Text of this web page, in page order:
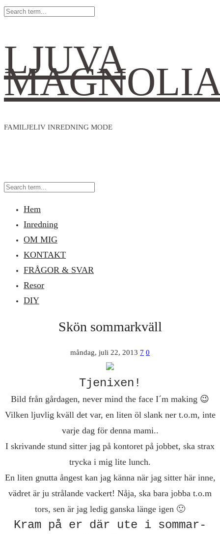
LJUVA
FAMILJELIV INREDNING MODE
Hem
Inredning
OM MIG
KONTAKT
FRÅGOR & SVAR
Resor
DIY
Skön sommarkväll
måndag, juli 22, 2013 7 0
Tjenixen!
Bild från gårdagen, never mind the face I´m making 😉
Vilken ljuvlig kväll det var, en liten öl slank ner t.o.m, inte
varje dag för denna mami..
I skrivande stund sitter jag på kontoret på jobbet, ska strax
trycka i mig lite lunch.
En liten gnutta ångest kan jag känna när jag sitter här inne,
vädret är ju strålande vackert! Nåja, ska bara jobba t.o.m
tors, sen är jag ledig ganska länge igen 🙂
Kram på er där ute i sommar-